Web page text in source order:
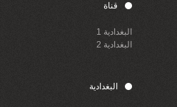
قناة
البغدادية 1
البغدادية 2
البغدادية